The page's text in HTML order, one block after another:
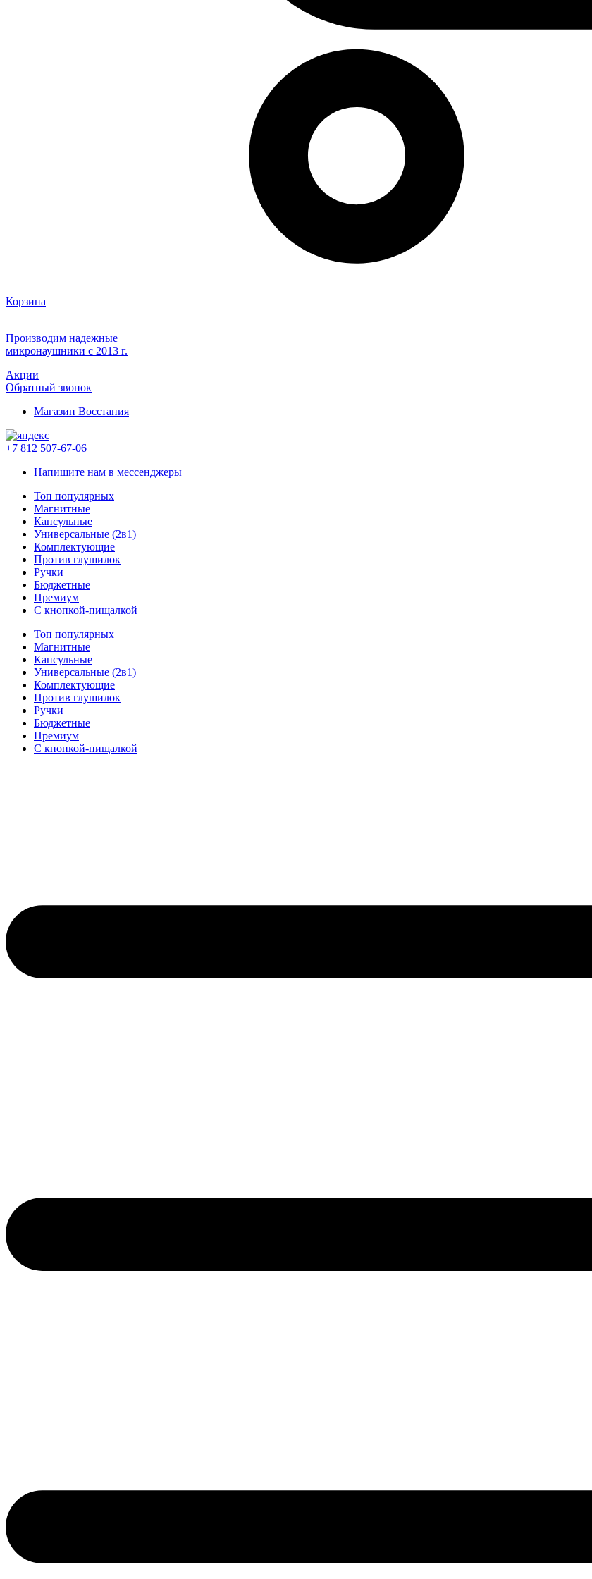
Корзина
Производим надежные
микронаушники с 2013 г.
Акции
Обратный звонок
Магазин Восстания
+7 812 507-67-06
Напишите нам в мессенджеры
Топ популярных
Магнитные
Капсульные
Универсальные (2в1)
Комплектующие
Против глушилок
Ручки
Бюджетные
Премиум
С кнопкой-пищалкой
Топ популярных
Магнитные
Капсульные
Универсальные (2в1)
Комплектующие
Против глушилок
Ручки
Бюджетные
Премиум
С кнопкой-пищалкой